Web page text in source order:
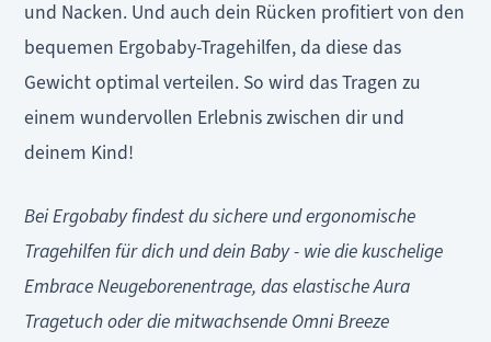
und Nacken. Und auch dein Rücken profitiert von den
bequemen Ergobaby-Tragehilfen, da diese das
Gewicht optimal verteilen. So wird das Tragen zu
einem wundervollen Erlebnis zwischen dir und
deinem Kind!
Bei Ergobaby findest du sichere und ergonomische
Tragehilfen für dich und dein Baby - wie die kuschelige
Embrace Neugeborenentrage, das elastische Aura
Tragetuch oder die mitwachsende Omni Breeze